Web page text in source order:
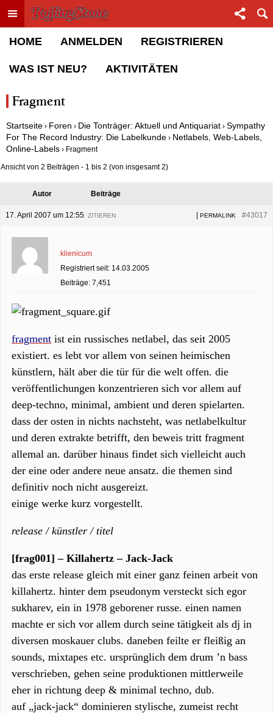
Toggle menu
Rolling Stone Forum
HOME ANMELDEN REGISTRIEREN
WAS IST NEU? AKTIVITÄTEN
Fragment
Startseite › Foren › Die Tonträger: Aktuell und Antiquariat › Sympathy
For The Record Industry: Die Labelkunde › Netlabels, Web-Labels,
Online-Labels › Fragment
Ansicht von 2 Beiträgen - 1 bis 2 (von insgesamt 2)
Autor Beiträge
17. April 2007 um 12:55 #43017
PERMALINK
ZITIEREN
klienicum
Registriert seit: 14.03.2005
Beiträge: 7,451
fragment ist ein russisches netlabel, das seit 2005
existiert. es lebt vor allem von seinen heimischen
künstlern, hält aber die tür für die welt offen. die
veröffentlichungen konzentrieren sich vor allem auf
deep-techno, minimal, ambient und deren spielarten.
dass der osten in nichts nachsteht, was netlabelkultur
und deren extrakte betrifft, den beweis tritt fragment
allemal an. darüber hinaus findet sich vielleicht auch
der eine oder andere neue ansatz. die themen sind
definitiv noch nicht ausgereizt.
einige werke kurz vorgestellt.
release / künstler / titel
[frag001] – Killahertz – Jack-Jack
das erste release gleich mit einer ganz feinen arbeit von
killahertz. hinter dem pseudonym versteckt sich egor
sukharev, ein in 1978 geborener russe. einen namen
machte er sich vor allem durch seine tätigkeit als dj in
diversen moskauer clubs. daneben feilte er fleißig an
sounds, mixtapes etc. ursprünglich dem drum ’n bass
verschrieben, gehen seine produktionen mittlerweile
eher in richtung deep & minimal techno, dub.
auf „jack-jack“ dominieren stylische, zumeist recht